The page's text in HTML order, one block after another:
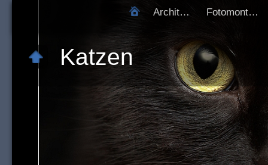
Architektur Fotomontagen
Katzen